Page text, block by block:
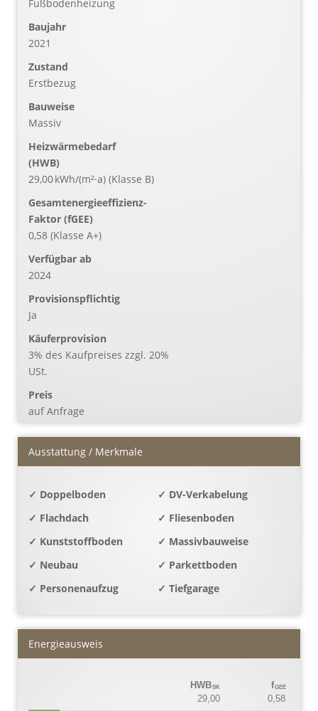
Fußbodenheizung
Baujahr
2021
Zustand
Erstbezug
Bauweise
Massiv
Heizwärmebedarf
(HWB)
29,00 kWh/(m²·a) (Klasse B)
Gesamtenergieeffizienz-
Faktor (fGEE)
0,58 (Klasse A+)
Verfügbar ab
2024
Provisionspflichtig
Ja
Käufer­provision
3% des Kaufpreises zzgl. 20%
USt.
Preis
auf Anfrage
Ausstattung / Merkmale
✓ Doppelboden
✓ DV-Verkabelung
✓ Flachdach
✓ Fliesenboden
✓ Kunststoffboden
✓ Massivbauweise
✓ Neubau
✓ Parkettboden
✓ Personenaufzug
✓ Tiefgarage
Energieausweis
HWBSK
29,00 0,58
fGEE